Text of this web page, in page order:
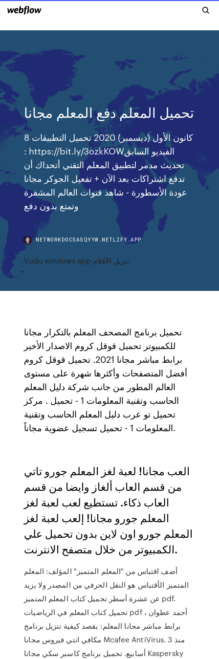
تحميل المعلم دفع المعلم مجانا
8 كانون الأول (ديسمبر) 2020 تحميل التطبيقات
: https://bit.ly/3ozkKOWالفيديو السابق
تحديث مدمر لتطبيق المعلم التقني أتحداك أن
تدفع اشتراكات بعد الآن + تفعيل الجوكر مجانا
عودة الأسطورة - شاهد قنوات العالم المشفرة
وتمتع بدون دفع
NETWORKDOCSASQYYW.NETLIFY.APP
Vudu windows app تنزيل الأفلام
تحميل برنامج المصحف المعلم بالتكرار مجانا
للكمبيوتر تحميل قوقل كروم الاصدار الأخير
برابط مباشر مجانا 2021. تحميل قوقل كروم
أفضل المتصفحات وأكثرها شهرة على مستوى
العالم المطور من جانب شركة دليل المعلم
الحاسب وتقنية المعلومات 1 - تحميل . مركز
تحميل تو عرب دليل المعلم الحاسب وتقنية
المعلومات 1 - تحميل تسجيل عضوية مجاناً.
العب مجانا! لعبة لغز المعلم جورو تاتي
من قسم العاب ألغاز وايضا من قسم
العاب ذكاء. تستطيع لعب لعبة لغز
المعلم جورو مجانا! إلعب لعبة لغز
المعلم جورو اون لاين بدون تحميل علي
الكمبيوتر من خلال متصفح الانترنت.
أضف اقتباس من "المعلم المتميز" المؤلف: المعلم
المتميز الأقتباس هو النقل الحرفي من المصدر ولا يزيد
عن عشرة أسطر تحميل كتاب المعلم المتميز pdf.
تحميل كتاب المعلم في الرياضيات pdf أحمد عطوان ،
برابط مباشر مجانا المعلم: يقصد كيفية تنزيل برنامج
مكافي انتي فيروس مجانا Mcafee AntiVirus. منذ 3
أسابيع. تحميل برنامج كاسبر سكي مجانا Kaspersky